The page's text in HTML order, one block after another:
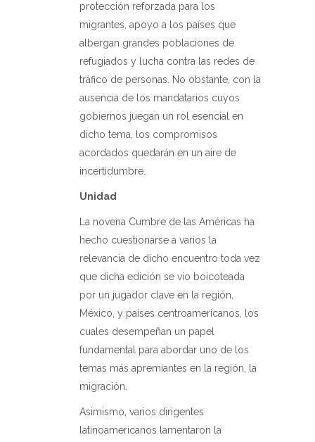
protección reforzada para los
migrantes, apoyo a los países que
albergan grandes poblaciones de
refugiados y lucha contra las redes de
tráfico de personas. No obstante, con la
ausencia de los mandatarios cuyos
gobiernos juegan un rol esencial en
dicho tema, los compromisos
acordados quedarán en un aire de
incertidumbre.
Unidad
La novena Cumbre de las Américas ha
hecho cuestionarse a varios la
relevancia de dicho encuentro toda vez
que dicha edición se vio boicoteada
por un jugador clave en la región,
México, y países centroamericanos, los
cuales desempeñan un papel
fundamental para abordar uno de los
temas más apremiantes en la región, la
migración.
Asimismo, varios dirigentes
latinoamericanos lamentaron la